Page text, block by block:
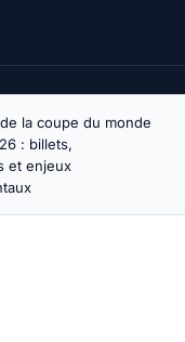
la coupe du monde
: billets,
et enjeux